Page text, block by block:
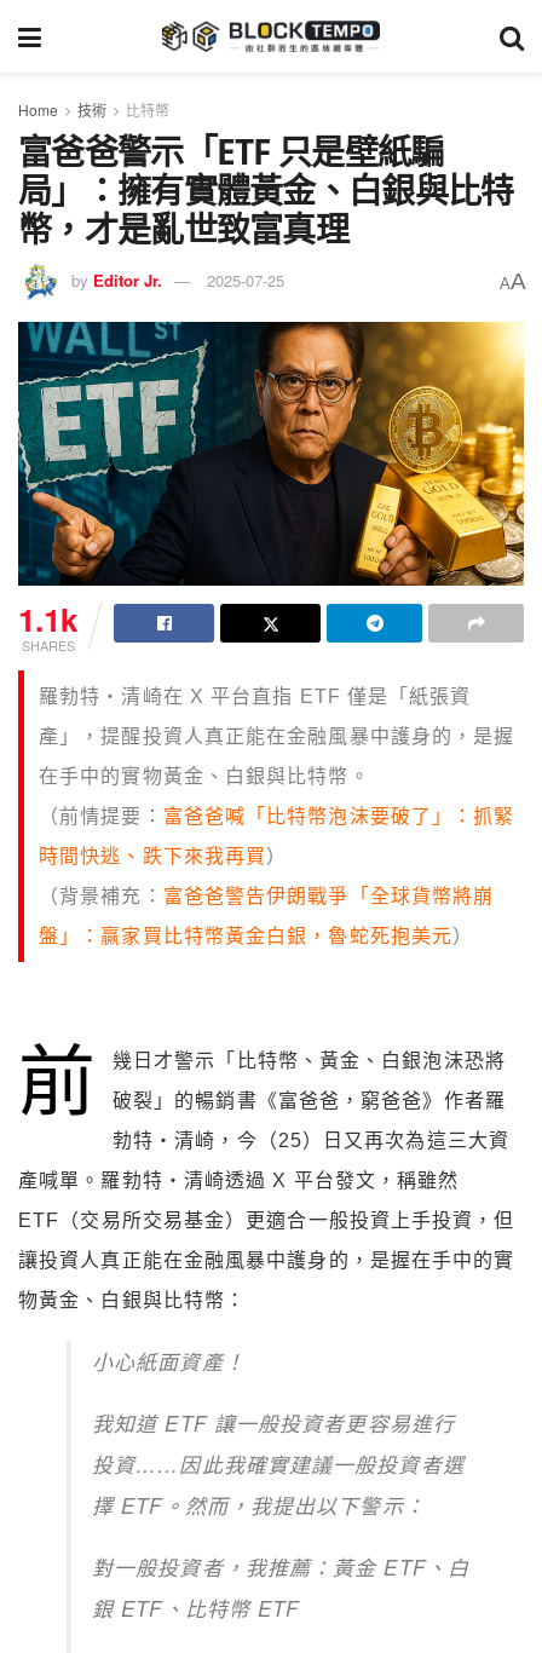
Home 技術 比特幣
富爸爸警示「ETF 只是壁紙騙
局」：擁有實體黃金、白銀與比特
幣，才是亂世致富真理
by Editor Jr. 2025-07-25 AA
1.1k
SHARES
羅勃特・清崎在 X 平台直指 ETF 僅是「紙張資
產」，提醒投資人真正能在金融風暴中護身的，是握
在手中的實物黃金、白銀與比特幣。
（前情提要： 富爸爸喊「比特幣泡沫要破了」：抓緊
時間快逃、跌下來我再買）
（背景補充： 富爸爸警告伊朗戰爭「全球貨幣將崩
盤」：贏家買比特幣黃金白銀，魯蛇死抱美元）
前
幾日才警示「比特幣、黃金、白銀泡沫恐將
破裂」的暢銷書《富爸爸，窮爸爸》作者羅
勃特・清崎，今（25）日又再次為這三大資
產喊單。羅勃特・清崎透過 X 平台發文，稱雖然
ETF（交易所交易基金）更適合一般投資上手投資，但
讓投資人真正能在金融風暴中護身的，是握在手中的實
物黃金、白銀與比特幣：
小心紙面資產！
我知道 ETF 讓一般投資者更容易進行
投資……因此我確實建議一般投資者選
擇 ETF。然而，我提出以下警示：
對一般投資者，我推薦：黃金 ETF、白
銀 ETF、比特幣 ETF